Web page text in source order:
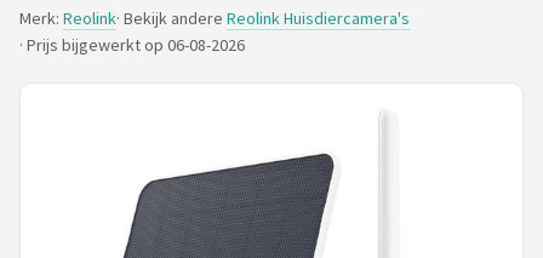
Shop
POPULAIRE MERKEN
Merk: Reolink· Bekijk andere Reolink Huisdiercamera's
· Prijs bijgewerkt op 06-08-2026